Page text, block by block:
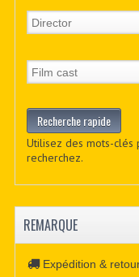
Utilisez des mots-
recherchez.
REMARQUE
Expédition &